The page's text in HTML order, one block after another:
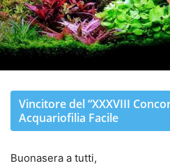
Vincitore del “XXXVIII
Acquariofilia Facile
Buonasera a tutti,